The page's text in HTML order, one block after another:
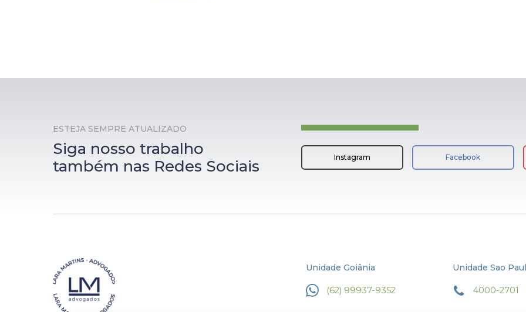
ESTEJA SEMPRE ATUALIZADO
Siga nosso trabalho
também nas Redes Sociais
Instagram Facebook
Unidade Goiânia
(62) 99937-9352
Unidade Sao
4000-2701